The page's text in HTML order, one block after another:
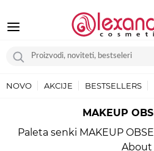
NOVO AKCIJE BESTSELLERS
MAKEUP
Paleta senki MAKEUP
About